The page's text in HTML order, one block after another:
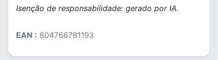
Isenção de responsabilidade: gerado por IA.
EAN : 804766781193